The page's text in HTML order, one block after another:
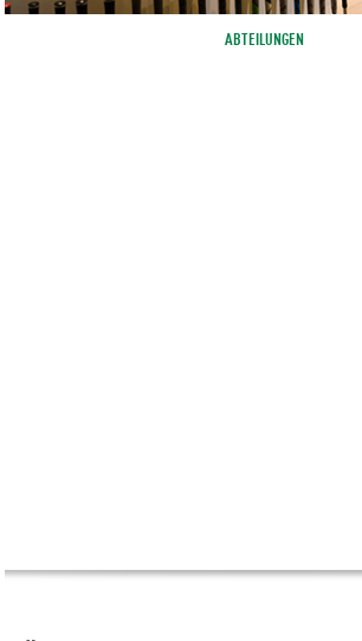
ABTEILUNGEN